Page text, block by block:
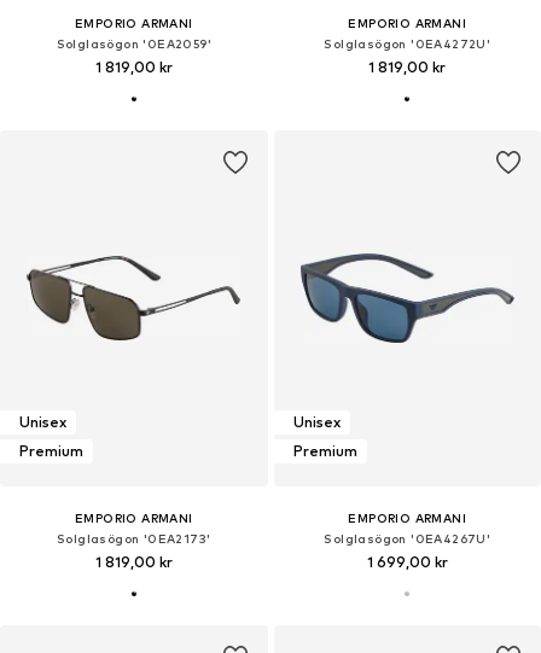
EMPORIO ARMANI
Solglasögon '0EA2059'
1 819,00 kr
EMPORIO ARMANI
Solglasögon '0EA4272U'
1 819,00 kr
Unisex
Premium
EMPORIO ARMANI
Solglasögon '0EA2173'
1 819,00 kr
Unisex
Premium
EMPORIO ARMANI
Solglasögon '0EA4267U'
1 699,00 kr